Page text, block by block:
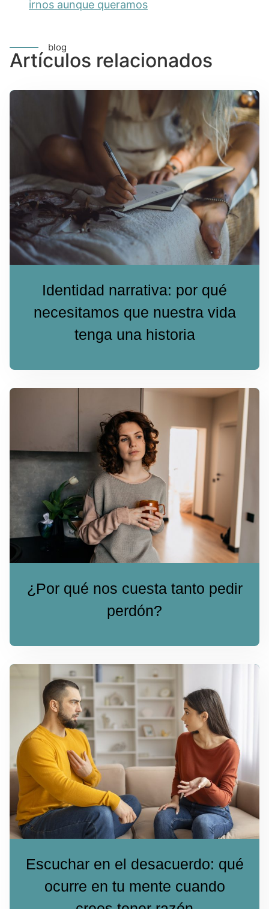
irnos aunque queramos
blog
Artículos relacionados
Identidad narrativa: por qué
necesitamos que nuestra vida
tenga una historia
¿Por qué nos cuesta tanto pedir
perdón?
Escuchar en el desacuerdo: qué
ocurre en tu mente cuando